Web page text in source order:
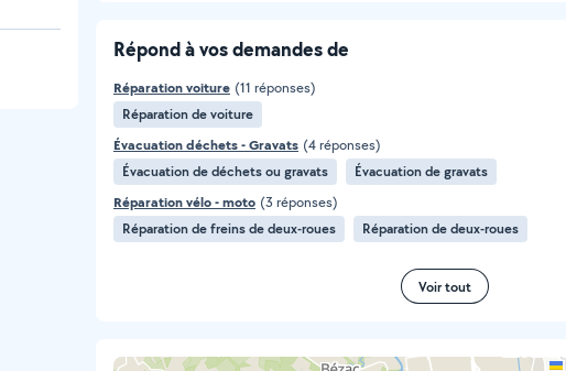
Répond à vos demandes de
Réparation voiture (11 réponses)
Réparation de voiture
Évacuation déchets - Gravats (4 réponses)
Évacuation de déchets ou gravats
Évacuation de gravats
Réparation vélo - moto (3 réponses)
Réparation de freins de deux-roues
Réparation de deux-roues
Voir tout